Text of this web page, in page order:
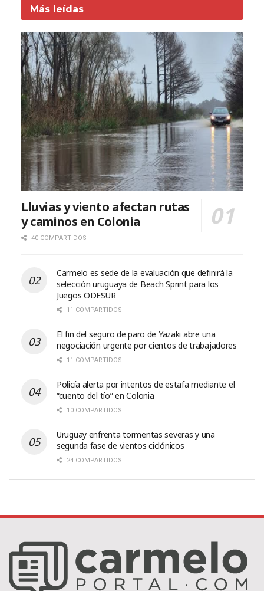
Más leídas
Lluvias y viento afectan rutas
y caminos en Colonia
40 COMPARTIDOS
Carmelo es sede de la evaluación que definirá la
selección uruguaya de Beach Sprint para los
Juegos ODESUR
11 COMPARTIDOS
El fin del seguro de paro de Yazaki abre una
negociación urgente por cientos de trabajadores
11 COMPARTIDOS
Policía alerta por intentos de estafa mediante el
“cuento del tío” en Colonia
10 COMPARTIDOS
Uruguay enfrenta tormentas severas y una
segunda fase de vientos ciclónicos
24 COMPARTIDOS